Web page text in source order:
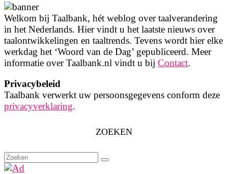
Welkom bij Taalbank, hét weblog over taalverandering
in het Nederlands. Hier vindt u het laatste nieuws over
taalontwikkelingen en taaltrends. Tevens wordt hier elke
werkdag het ‘Woord van de Dag’ gepubliceerd. Meer
informatie over Taalbank.nl vindt u bij Contact.
Privacybeleid
Taalbank verwerkt uw persoonsgegevens conform deze
privacyverklaring.
ZOEKEN
Zoeken
naar: